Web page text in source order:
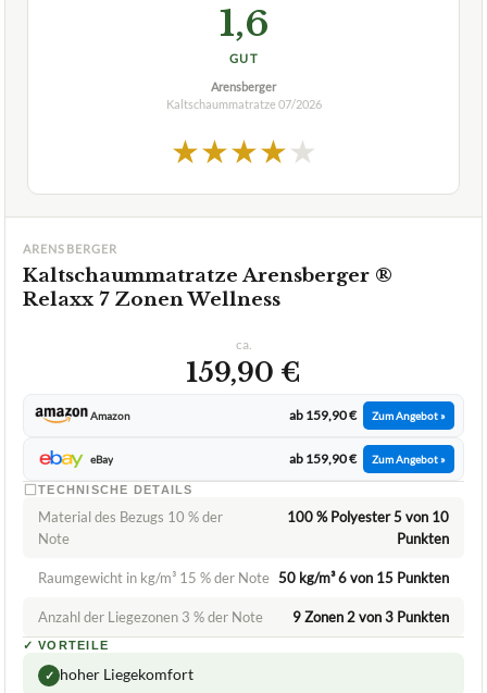
1,6
GUT
Arensberger
Kaltschaummatratze 07/2026
★★★★★
ARENSBERGER
Kaltschaummatratze Arensberger ®
Relaxx 7 Zonen Wellness
ca.
159,90 €
Amazon ab 159,90 € Zum Angebot »
eBay ab 159,90 € Zum Angebot »
TECHNISCHE DETAILS
Material des Bezugs 10 % der
Note
100 % Polyester 5 von 10
Punkten
Raumgewicht in kg/m³ 15 % der Note 50 kg/m³ 6 von 15 Punkten
Anzahl der Liegezonen 3 % der Note 9 Zonen 2 von 3 Punkten
✓ VORTEILE
✓ hoher Liegekomfort